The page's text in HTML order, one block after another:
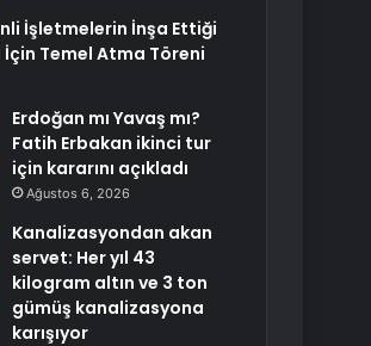
İşletmelerin İnşa Ettiği
Temel Atma Töreni
Erdoğan mı Yavaş mı?
Fatih Erbakan ikinci tur
için kararını açıkladı
Ağustos 6, 2026
Kanalizasyondan akan
servet: Her yıl 43
kilogram altın ve 3 ton
gümüş kanalizasyona
karışıyor